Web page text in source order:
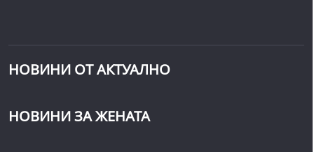
НОВИНИ ОТ АКТУАЛНО
НОВИНИ ЗА ЖЕНАТА